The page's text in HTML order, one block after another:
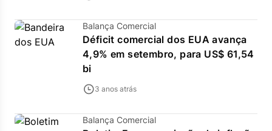
Balança Comercial
Déficit comercial dos EUA avança
4,9% em setembro, para US$ 61,54
bi
3 anos atrás
Balança Comercial